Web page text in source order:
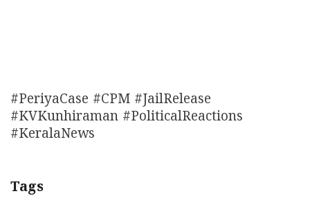
#PeriyaCase #CPM #JailRelease
#KVKunhiraman #PoliticalReactions
#KeralaNews
Tags